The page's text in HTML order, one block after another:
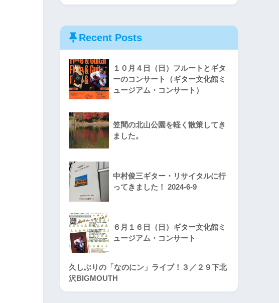
Recent Posts
１０月４日（日）フルートとギタ
ーのコンサート（ギター文化館ミ
ュージアム・コンサート）
笠間の北山公園を軽く散策してき
ました。
中村俊三ギター・リサイタルに行
ってきました！ 2024-6-9
６月１６日（日）ギター文化館ミ
ュージアム・コンサート
久しぶりの「なのにン」ライブ！３／２９下北
沢BIGMOUTH